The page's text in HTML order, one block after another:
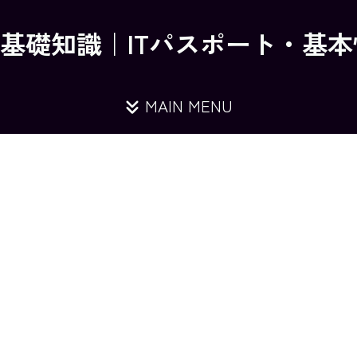
礎知識｜ITパスポート・基
MAIN MENU